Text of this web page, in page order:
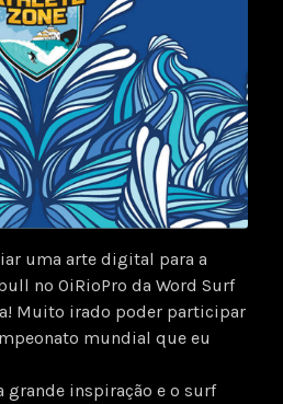
uma arte digital para a
no OiRioPro da Word Surf
Muito irado poder participar
mundial que eu
grande inspiração e o surf